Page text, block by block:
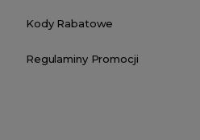
Kody Rabatowe
Regulaminy Promocji